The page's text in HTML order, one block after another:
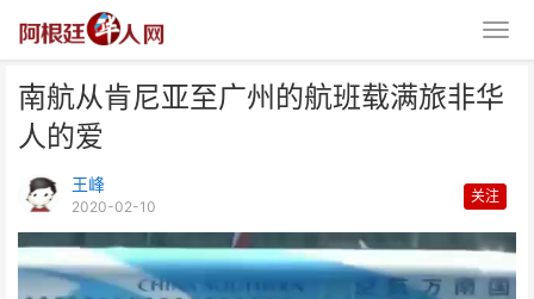
南航从肯尼亚至广州的航班载满旅非华
人的爱
王峰
2020-02-10
关注
南航从肯尼亚至广州的航班载满旅